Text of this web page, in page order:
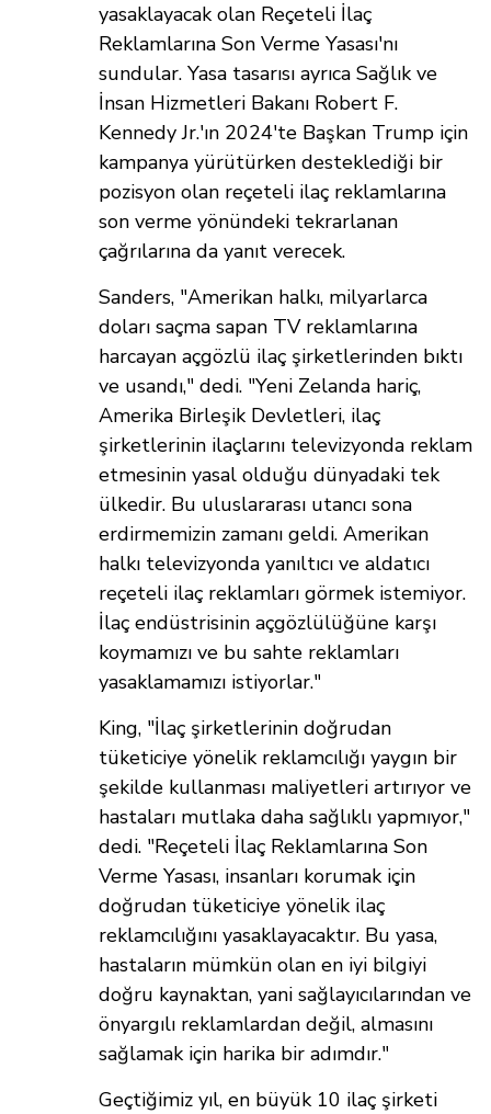
yasaklayacak olan Reçeteli İlaç
Reklamlarına Son Verme Yasası'nı
sundular. Yasa tasarısı ayrıca Sağlık ve
İnsan Hizmetleri Bakanı Robert F.
Kennedy Jr.'ın 2024'te Başkan Trump için
kampanya yürütürken desteklediği bir
pozisyon olan reçeteli ilaç reklamlarına
son verme yönündeki tekrarlanan
çağrılarına da yanıt verecek.
Sanders, "Amerikan halkı, milyarlarca
doları saçma sapan TV reklamlarına
harcayan açgözlü ilaç şirketlerinden bıktı
ve usandı," dedi. "Yeni Zelanda hariç,
Amerika Birleşik Devletleri, ilaç
şirketlerinin ilaçlarını televizyonda reklam
etmesinin yasal olduğu dünyadaki tek
ülkedir. Bu uluslararası utancı sona
erdirmemizin zamanı geldi. Amerikan
halkı televizyonda yanıltıcı ve aldatıcı
reçeteli ilaç reklamları görmek istemiyor.
İlaç endüstrisinin açgözlülüğüne karşı
koymamızı ve bu sahte reklamları
yasaklamamızı istiyorlar."
King, "İlaç şirketlerinin doğrudan
tüketiciye yönelik reklamcılığı yaygın bir
şekilde kullanması maliyetleri artırıyor ve
hastaları mutlaka daha sağlıklı yapmıyor,"
dedi. "Reçeteli İlaç Reklamlarına Son
Verme Yasası, insanları korumak için
doğrudan tüketiciye yönelik ilaç
reklamcılığını yasaklayacaktır. Bu yasa,
hastaların mümkün olan en iyi bilgiyi
doğru kaynaktan, yani sağlayıcılarından ve
önyargılı reklamlardan değil, almasını
sağlamak için harika bir adımdır."
Geçtiğimiz yıl, en büyük 10 ilaç şirketi